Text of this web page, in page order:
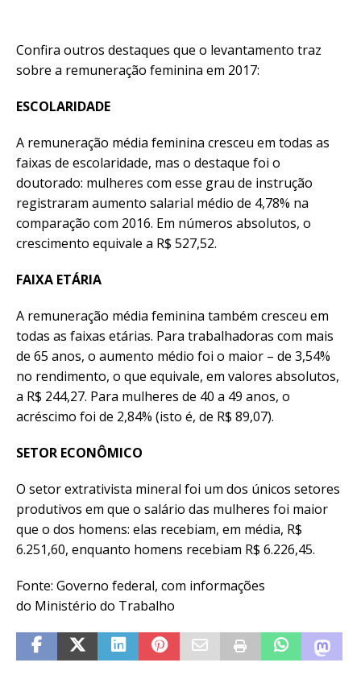
Confira outros destaques que o levantamento traz
sobre a remuneração feminina em 2017:
ESCOLARIDADE
A remuneração média feminina cresceu em todas as
faixas de escolaridade, mas o destaque foi o
doutorado: mulheres com esse grau de instrução
registraram aumento salarial médio de 4,78% na
comparação com 2016. Em números absolutos, o
crescimento equivale a R$ 527,52.
FAIXA ETÁRIA
A remuneração média feminina também cresceu em
todas as faixas etárias. Para trabalhadoras com mais
de 65 anos, o aumento médio foi o maior – de 3,54%
no rendimento, o que equivale, em valores absolutos,
a R$ 244,27. Para mulheres de 40 a 49 anos, o
acréscimo foi de 2,84% (isto é, de R$ 89,07).
SETOR ECONÔMICO
O setor extrativista mineral foi um dos únicos setores
produtivos em que o salário das mulheres foi maior
que o dos homens: elas recebiam, em média, R$
6.251,60, enquanto homens recebiam R$ 6.226,45.
Fonte: Governo federal, com informações
do Ministério do Trabalho